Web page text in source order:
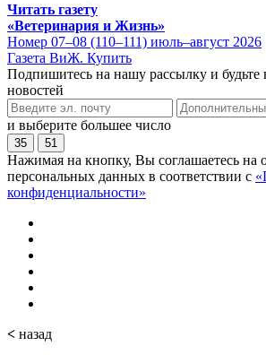
Читать газету
«Ветеринария и Жизнь»
Номер 07–08 (110–111) июль–август 2026
Газета ВиЖ. Купить
Подпишитесь на нашу рассылку и будьте
новостей
и выберите большее число
35 51
Нажимая на кнопку, Вы соглашаетесь на
персональных данных в соответствии с
конфиденциальности»
< назад